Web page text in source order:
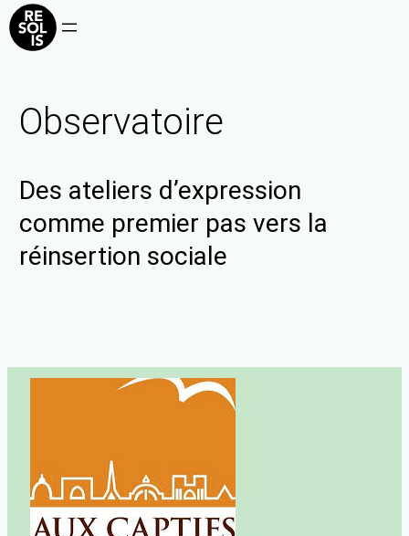
Observatoire
Des ateliers d’expression
comme premier pas vers la
réinsertion sociale